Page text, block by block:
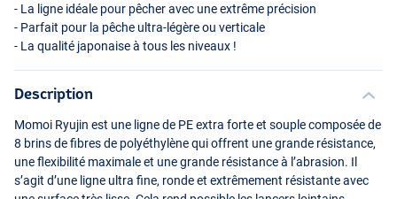
- La ligne idéale pour pêcher avec une extrême précision
- Parfait pour la pêche ultra-légère ou verticale
- La qualité japonaise à tous les niveaux !
Description
Momoi Ryujin est une ligne de PE extra forte et souple composée de
8 brins de fibres de polyéthylène qui offrent une grande résistance,
une flexibilité maximale et une grande résistance à l’abrasion. Il
s’agit d’une ligne ultra fine, ronde et extrêmement résistante avec